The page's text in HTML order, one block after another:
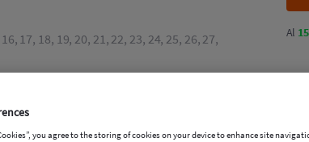
17, 18, 19, 20, 21, 22, 23, 24, 25, 26, 27,
Al
you agree to the storing of cookies on your device to enhance site